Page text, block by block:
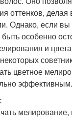
оттенков,
Однако, если вы
особенно
и
цветное
эффективным.
мелирование,